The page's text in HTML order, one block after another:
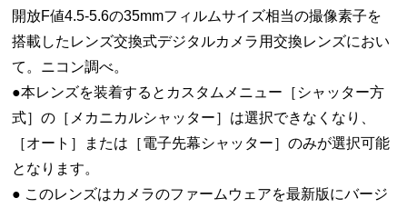
開放F値4.5-5.6の35mmフィルムサイズ相当の撮像素子を
搭載したレンズ交換式デジタルカメラ用交換レンズにおい
て。ニコン調べ。
●本レンズを装着するとカスタムメニュー［シャッター方
式］の［メカニカルシャッター］は選択できなくなり、
［オート］または［電子先幕シャッター］のみが選択可能
となります。
● このレンズはカメラのファームウェアを最新版にバージ